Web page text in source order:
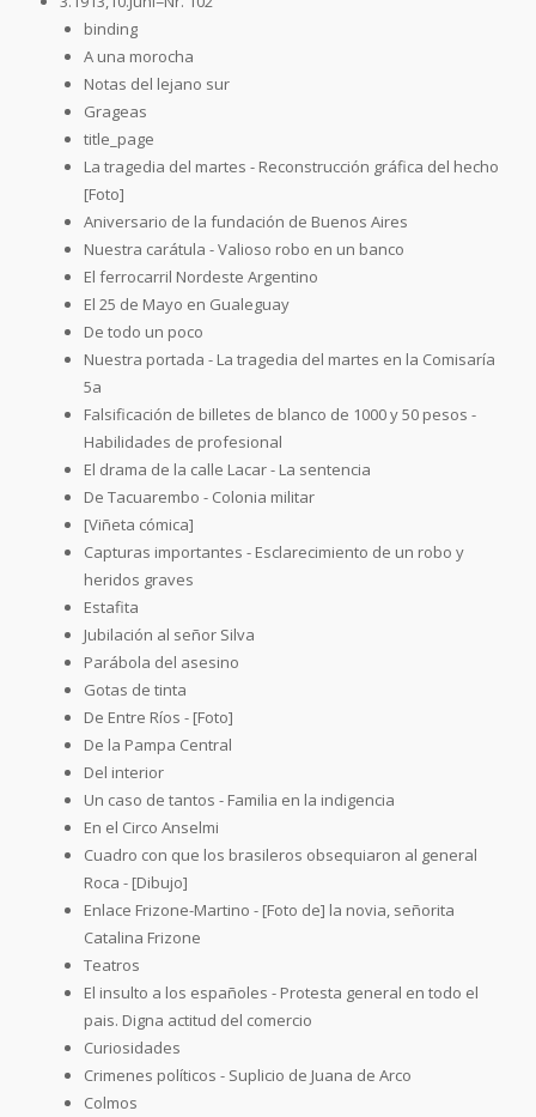
binding
A una morocha
Notas del lejano sur
Grageas
title_page
La tragedia del martes - Reconstrucción gráfica del hecho
[Foto]
Aniversario de la fundación de Buenos Aires
Nuestra carátula - Valioso robo en un banco
El ferrocarril Nordeste Argentino
El 25 de Mayo en Gualeguay
De todo un poco
Nuestra portada - La tragedia del martes en la Comisaría
5a
Falsificación de billetes de blanco de 1000 y 50 pesos -
Habilidades de profesional
El drama de la calle Lacar - La sentencia
De Tacuarembo - Colonia militar
[Viñeta cómica]
Capturas importantes - Esclarecimiento de un robo y
heridos graves
Estafita
Jubilación al señor Silva
Parábola del asesino
Gotas de tinta
De Entre Ríos - [Foto]
De la Pampa Central
Del interior
Un caso de tantos - Familia en la indigencia
En el Circo Anselmi
Cuadro con que los brasileros obsequiaron al general
Roca - [Dibujo]
Enlace Frizone-Martino - [Foto de] la novia, señorita
Catalina Frizone
Teatros
El insulto a los españoles - Protesta general en todo el
pais. Digna actitud del comercio
Curiosidades
Crimenes políticos - Suplicio de Juana de Arco
Colmos